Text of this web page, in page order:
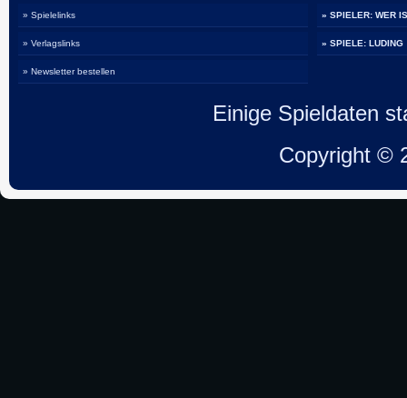
» Spielelinks
» Verlagslinks
» Newsletter bestellen
» SPIELER: WER
» SPIELE: LUDING
Einige Spieldaten
Copyright ©